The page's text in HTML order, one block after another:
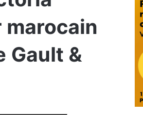
marocain
Gault &